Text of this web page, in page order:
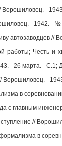
Ворошиловец. -
- 1942. - №
автозаводцев //
Честь и
- 26 марта. - С.1;
-
в
с главным
//
в